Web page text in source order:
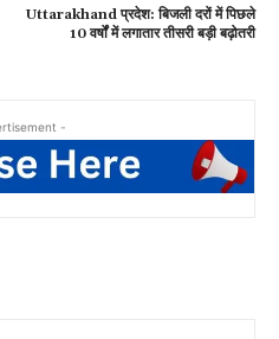
Uttarakhand प्रदेश: बिजली दरों में पिछले
10 वर्षों में लगातार तीसरी बड़ी बढ़ोतरी
-